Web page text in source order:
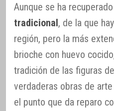
Aunque se ha
tradicional, de la que
región, pero la más
brioche con huevo
tradición de las figuras
verdaderas obras de
el punto que da reparo